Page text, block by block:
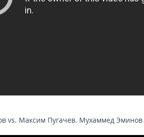
vs. Максим Пугачев. Мухаммед